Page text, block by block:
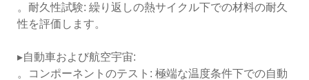
。耐久性試験: 繰り返しの熱サイクル下での材料の耐久
性を評価します。
▸自動車および航空宇宙:
。コンポーネントのテスト: 極端な温度条件下での自動